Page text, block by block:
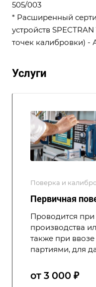
505/003
* Расширенный
устройств
точек калибровки) -
Услуги
Поверка и
Первичная
Проводится при
производства
также при
партиями, для
от 3 000 ₽